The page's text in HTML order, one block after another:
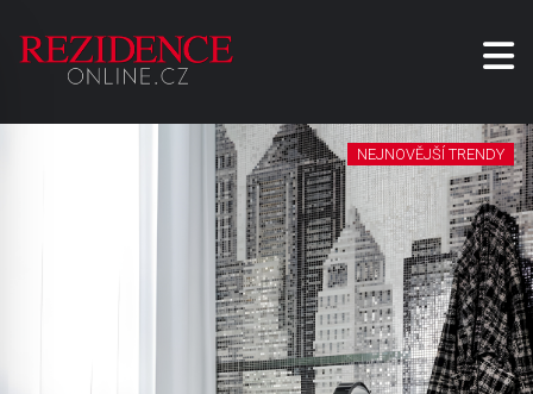
NEJNOVĚJŠÍ TRENDY